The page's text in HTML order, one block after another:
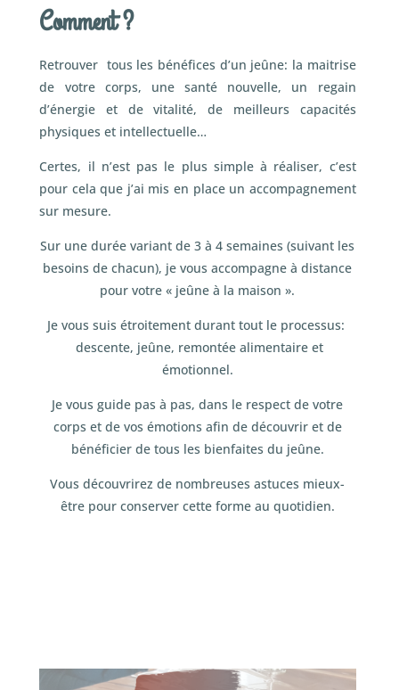
Comment ?
Retrouver tous les bénéfices d’un jeûne: la maitrise
de votre corps, une santé nouvelle, un regain
d’énergie et de vitalité, de meilleurs capacités
physiques et intellectuelle…
Certes, il n’est pas le plus simple à réaliser, c’est
pour cela que j’ai mis en place un accompagnement
sur mesure.
Sur une durée variant de 3 à 4 semaines (suivant les
besoins de chacun), je vous accompagne à distance
pour votre « jeûne à la maison ».
Je vous suis étroitement durant tout le processus:
descente, jeûne, remontée alimentaire et
émotionnel.
Je vous guide pas à pas, dans le respect de votre
corps et de vos émotions afin de découvrir et de
bénéficier de tous les bienfaites du jeûne.
Vous découvrirez de nombreuses astuces mieux-
être pour conserver cette forme au quotidien.